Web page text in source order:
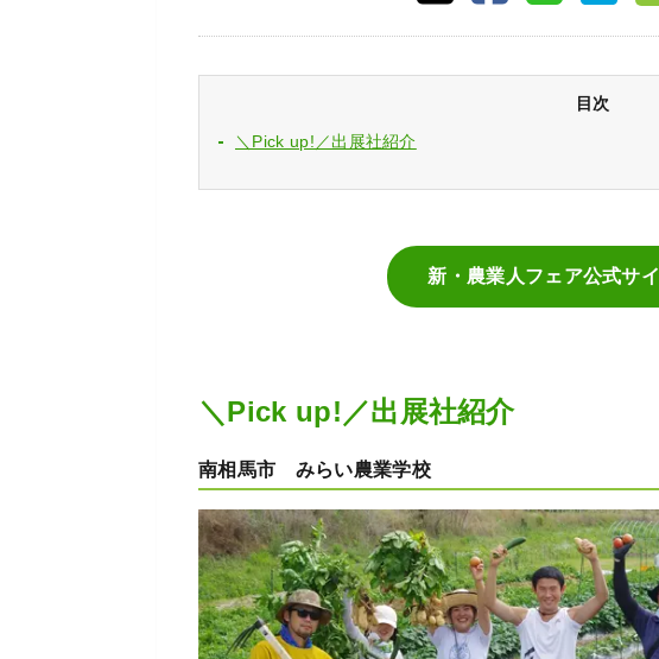
目次
＼Pick up!／出展社紹介
新・農業人フェア公式サ
＼Pick up!／出展社紹介
南相馬市 みらい農業学校